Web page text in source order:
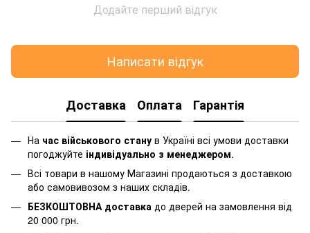
Додайте перший відгук
Написати відгук
Доставка Оплата Гарантія
На час військового стану в Україні всі умови доставки
погоджуйте індивідуально з менеджером.
Всі товари в нашому Магазині продаються з доставкою
або самовивозом з наших складів.
БЕЗКОШТОВНА доставка до дверей на замовлення від
20 000 грн.